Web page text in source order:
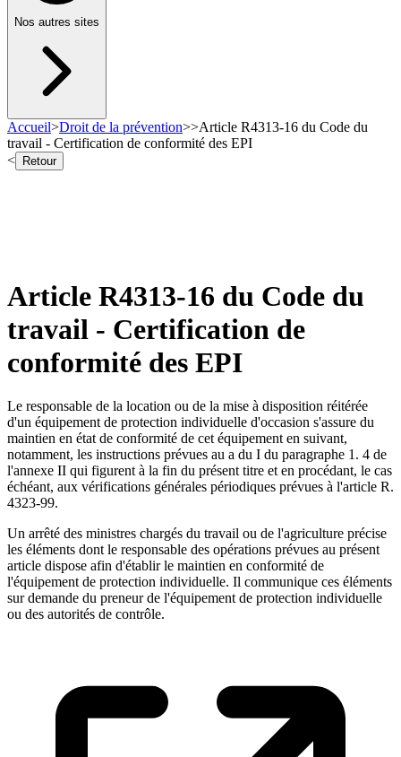
Nos autres sites
Accueil>Droit de la prévention>>Article R4313-16 du Code du
travail - Certification de conformité des EPI
<
Retour
Article R4313-16 du Code du
travail - Certification de
conformité des EPI
Le responsable de la location ou de la mise à disposition réitérée
d'un équipement de protection individuelle d'occasion s'assure du
maintien en état de conformité de cet équipement en suivant,
notamment, les instructions prévues au a du I du paragraphe 1. 4 de
l'annexe II qui figurent à la fin du présent titre et en procédant, le cas
échéant, aux vérifications générales périodiques prévues à l'article R.
4323-99.
Un arrêté des ministres chargés du travail ou de l'agriculture précise
les éléments dont le responsable des opérations prévues au présent
article dispose afin d'établir le maintien en conformité de
l'équipement de protection individuelle. Il communique ces éléments
sur demande du preneur de l'équipement de protection individuelle
ou des autorités de contrôle.